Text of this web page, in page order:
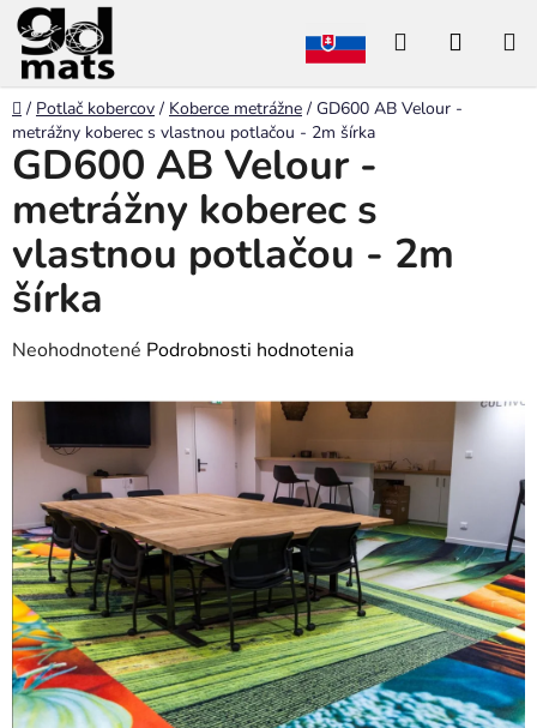
Prejsť
na
obsah
Hľadať
Domov
/ Potlač kobercov / Koberce metrážne / GD600 AB Velour -
metrážny koberec s vlastnou potlačou - 2m šírka
GD600 AB Velour -
metrážny koberec s
vlastnou potlačou - 2m
šírka
Priemerné
produktu
je
5
hviezdičiek.
Neohodnotené Podrobnosti hodnotenia